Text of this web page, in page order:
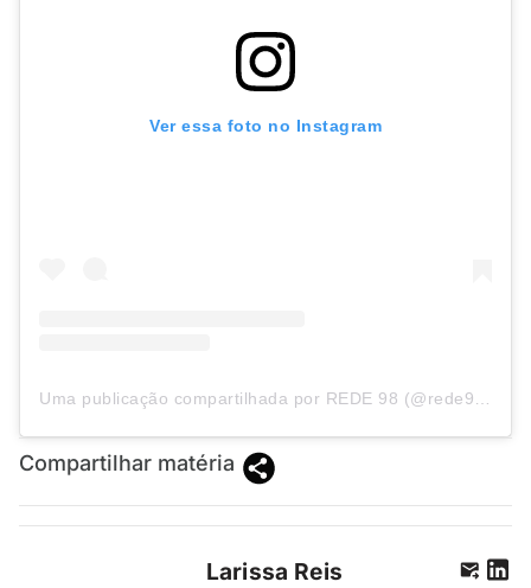
Ver essa foto no Instagram
Uma publicação compartilhada por REDE 98 (@rede98oficial)
Compartilhar matéria
Larissa Reis